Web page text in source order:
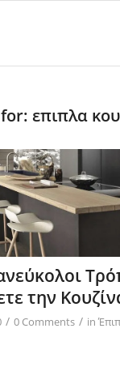
επιπλα
την
/ 0 Comments / in